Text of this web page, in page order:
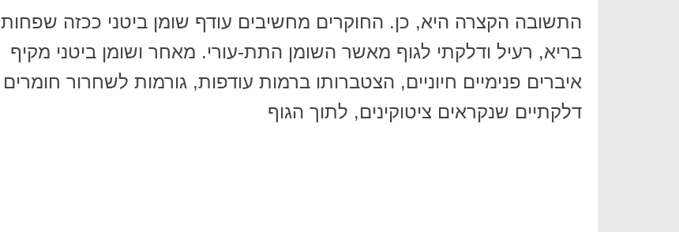
התשובה הקצרה היא, כן. החוקרים מחשיבים עודף שומן ביטני ככזה שפחות
בריא, רעיל ודלקתי לגוף מאשר השומן התת-עורי. מאחר ושומן ביטני מקיף
איברים פנימיים חיוניים, הצטברותו ברמות עודפות, גורמות לשחרור חומרים
דלקתיים שנקראים ציטוקינים, לתוך הגוף